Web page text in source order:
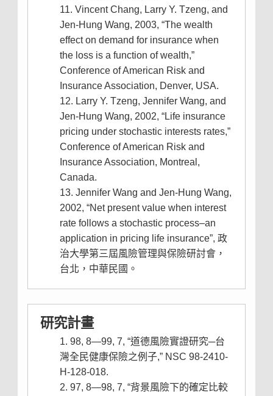
Vincent Chang, Larry Y. Tzeng, and
Jen-Hung Wang, 2003, “The wealth
effect on demand for insurance when
the loss is a function of wealth,”
Conference of American Risk and
Insurance Association, Denver, USA.
Larry Y. Tzeng, Jennifer Wang, and
Jen-Hung Wang, 2002, “Life insurance
pricing under stochastic interests rates,”
Conference of American Risk and
Insurance Association, Montreal,
Canada.
Jennifer Wang and Jen-Hung Wang,
2002, “Net present value when interest
rate follows a stochastic process–an
application in pricing life insurance”, 政
治大學第三屆風險管理與保險研討會，
台北，中華民國。
研究計畫
98, 8—99, 7, “道德風險實證研究─台
灣全民健康保險之例子,” NSC 98-2410-
H-128-018.
97, 8—98, 7, “背景風險下的確定比較